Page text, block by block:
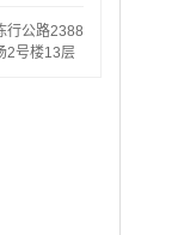
行公路2388
2号楼13层